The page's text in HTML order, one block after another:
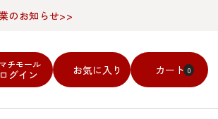
のお知らせ>>
マチモール
ログイン お気に入り カート 0